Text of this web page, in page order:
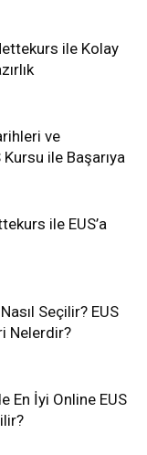
ile Kolay
ve
ile Başarıya
ile EUS’a
Seçilir? EUS
Nelerdir?
En İyi Online EUS